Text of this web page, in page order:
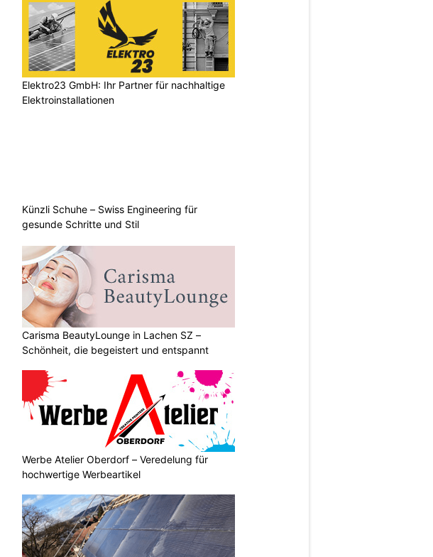
Elektro23 GmbH: Ihr Partner für nachhaltige
Elektroinstallationen
Künzli Schuhe – Swiss Engineering für
gesunde Schritte und Stil
Carisma BeautyLounge in Lachen SZ –
Schönheit, die begeistert und entspannt
Werbe Atelier Oberdorf – Veredelung für
hochwertige Werbeartikel